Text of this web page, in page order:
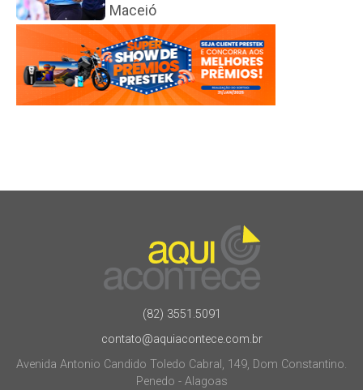
Maceió
(82) 3551.5091
contato@aquiacontece.com.br
Avenida Antonio Candido Toledo Cabral, 149, Dom Constantino.
Penedo - Alagoas